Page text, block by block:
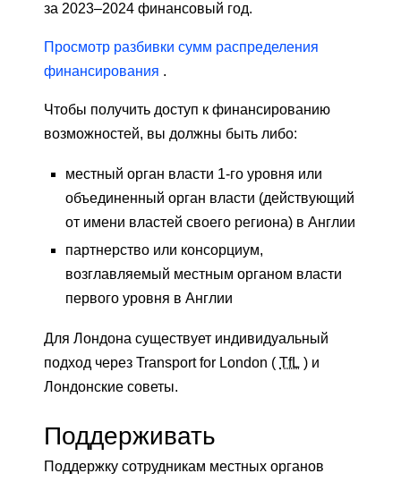
за 2023–2024 финансовый год.
Просмотр разбивки сумм распределения
финансирования .
Чтобы получить доступ к финансированию
возможностей, вы должны быть либо:
местный орган власти 1-го уровня или
объединенный орган власти (действующий
от имени властей своего региона) в Англии
партнерство или консорциум,
возглавляемый местным органом власти
первого уровня в Англии
Для Лондона существует индивидуальный
подход через Transport for London ( TfL ) и
Лондонские советы.
Поддерживать
Поддержку сотрудникам местных органов